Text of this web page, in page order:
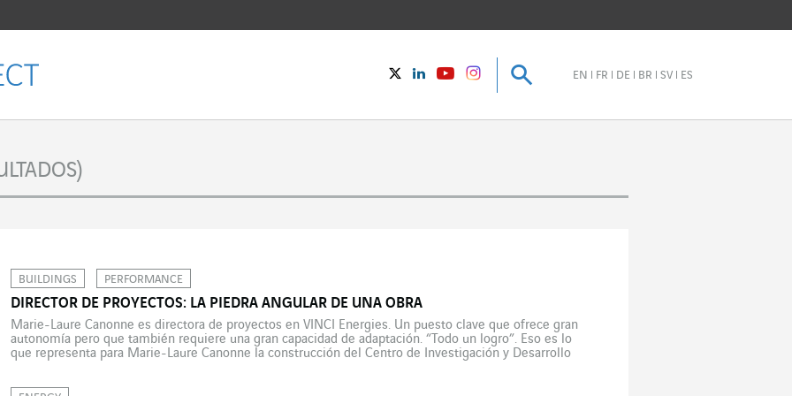
TwitterLinkedInYoutubeinstagram Buscar
EN FR DE BR SV ES
Buscar
BUILDINGS PERFORMANCE
DIRECTOR DE PROYECTOS: LA PIEDRA ANGULAR DE UNA OBRA
Marie-Laure Canonne es directora de proyectos en VINCI Energies. Un puesto clave que ofrece gran
autonomía pero que también requiere una gran capacidad de adaptación. “Todo un logro”. Eso es lo
que representa para Marie-Laure Canonne la construcción del Centro de Investigación y Desarrollo